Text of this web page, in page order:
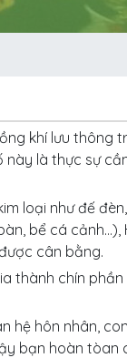
khí lưu thông
là thực sự
loại như đế
bể cá cảnh…),
cân bằng.
thành chín
hệ hôn nhân,
bạn hoàn